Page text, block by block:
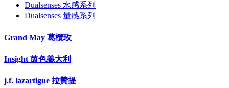
Dualsenses 水感系列
Dualsenses 量感系列
Grand May 葛欖玫
Insight 茵色義大利
j.f. lazartigue 拉贊提